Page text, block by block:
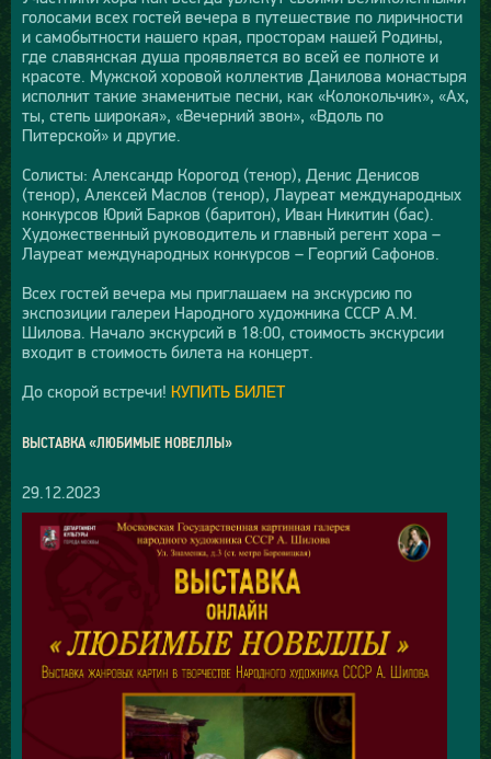
голосами всех гостей вечера в путешествие по лиричности
и самобытности нашего края, просторам нашей Родины,
где славянская душа проявляется во всей ее полноте и
красоте. Мужской хоровой коллектив Данилова монастыря
исполнит такие знаменитые песни, как «Колокольчик», «Ах,
ты, степь широкая», «Вечерний звон», «Вдоль по
Питерской» и другие.
Солисты: Александр Корогод (тенор), Денис Денисов
(тенор), Алексей Маслов (тенор), Лауреат международных
конкурсов Юрий Барков (баритон), Иван Никитин (бас).
Художественный руководитель и главный регент хора –
Лауреат международных конкурсов – Георгий Сафонов.
Всех гостей вечера мы приглашаем на экскурсию по
экспозиции галереи Народного художника СССР А.М.
Шилова. Начало экскурсий в 18:00, стоимость экскурсии
входит в стоимость билета на концерт.
До скорой встречи! КУПИТЬ БИЛЕТ
ВЫСТАВКА «ЛЮБИМЫЕ НОВЕЛЛЫ»
29.12.2023